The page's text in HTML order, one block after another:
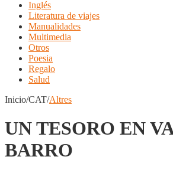
Inglés
Literatura de viajes
Manualidades
Multimedia
Otros
Poesia
Regalo
Salud
Inicio/CAT/Altres
UN TESORO EN
BARRO